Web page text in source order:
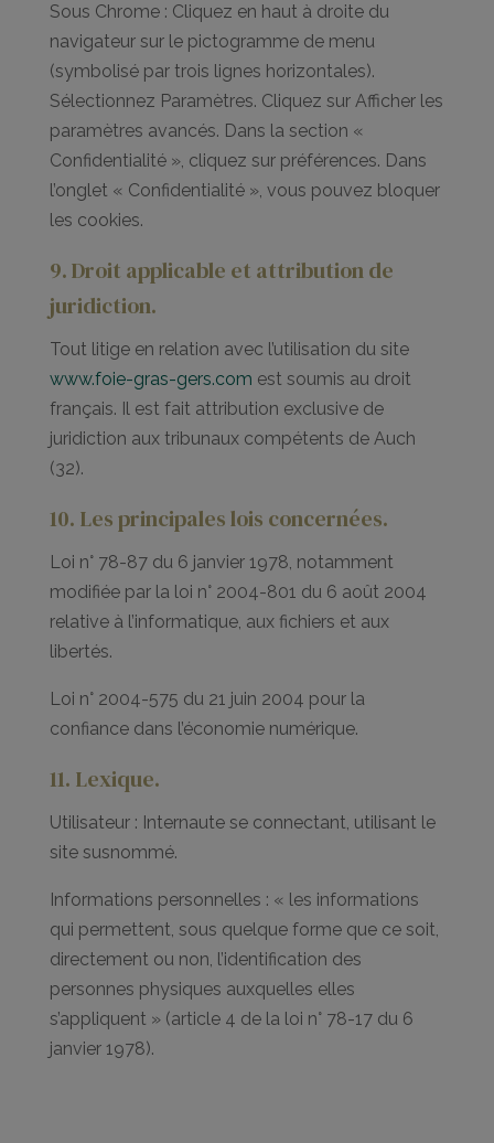
Sous Chrome : Cliquez en haut à droite du
navigateur sur le pictogramme de menu
(symbolisé par trois lignes horizontales).
Sélectionnez Paramètres. Cliquez sur Afficher les
paramètres avancés. Dans la section «
Confidentialité », cliquez sur préférences. Dans
l’onglet « Confidentialité », vous pouvez bloquer
les cookies.
9. Droit applicable et attribution de
juridiction.
Tout litige en relation avec l’utilisation du site
www.foie-gras-gers.com est soumis au droit
français. Il est fait attribution exclusive de
juridiction aux tribunaux compétents de Auch
(32).
10. Les principales lois concernées.
Loi n° 78-87 du 6 janvier 1978, notamment
modifiée par la loi n° 2004-801 du 6 août 2004
relative à l’informatique, aux fichiers et aux
libertés.
Loi n° 2004-575 du 21 juin 2004 pour la
confiance dans l’économie numérique.
11. Lexique.
Utilisateur : Internaute se connectant, utilisant le
site susnommé.
Informations personnelles : « les informations
qui permettent, sous quelque forme que ce soit,
directement ou non, l’identification des
personnes physiques auxquelles elles
s’appliquent » (article 4 de la loi n° 78-17 du 6
janvier 1978).